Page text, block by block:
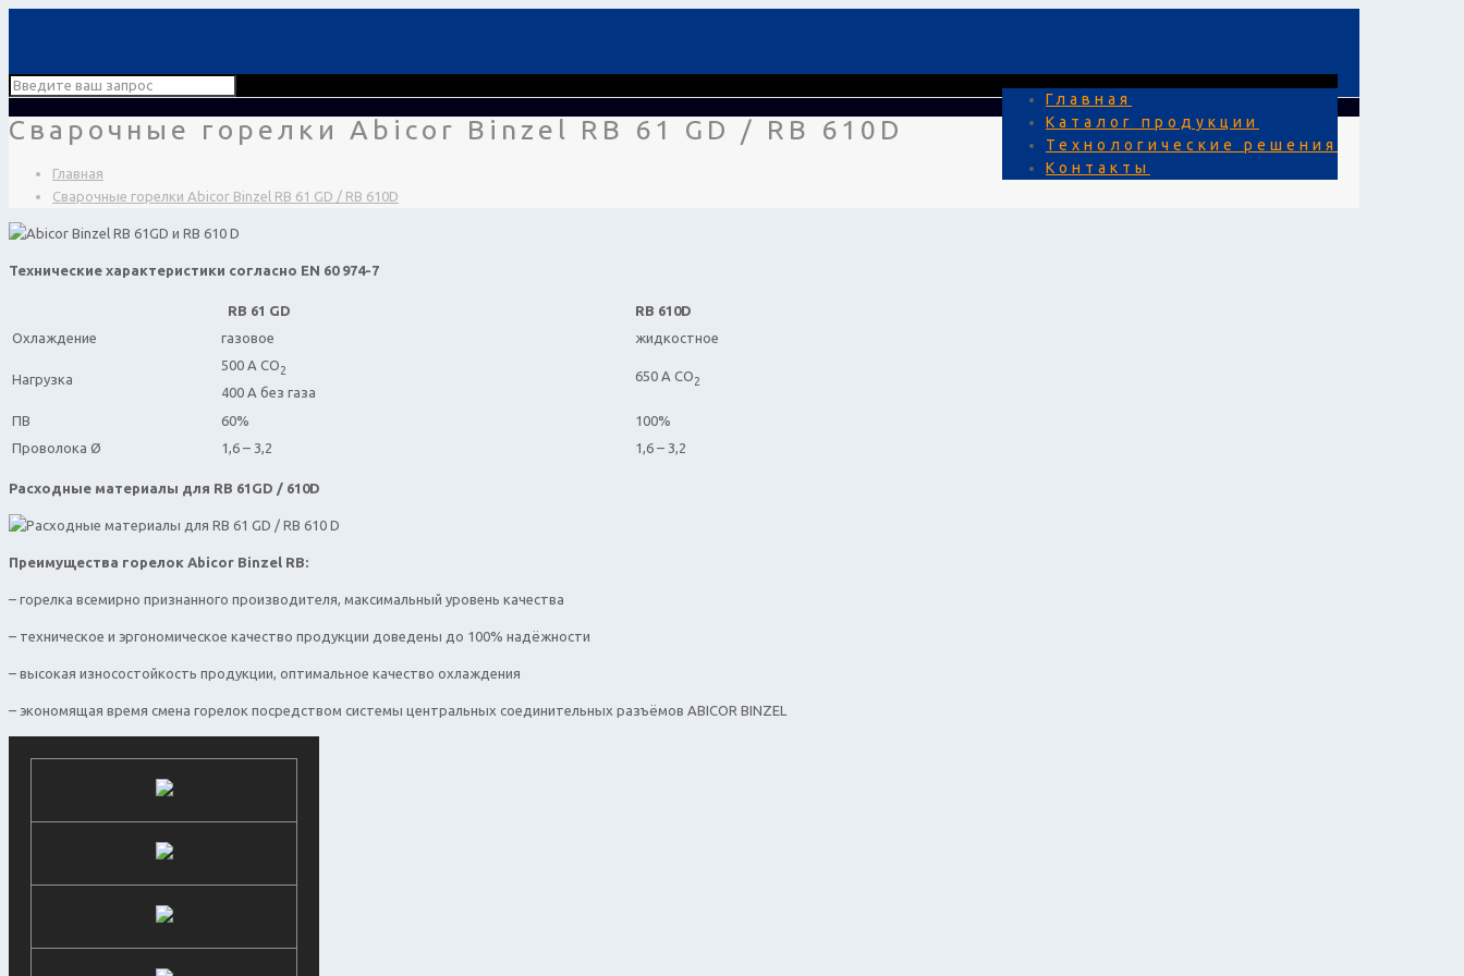
Главная
Каталог продукции
Технологические решения
Контакты
Сварочные горелки Abicor Binzel RB 61 GD / RB 610D
Главная
Сварочные горелки Abicor Binzel RB 61 GD / RB 610D
Технические характеристики согласно EN 60 974-7
RB 61 GD
RB 610D
Охлаждение
газовое жидкостное
Нагрузка
500 A CO2
400 A без газа
650 A CO2
ПВ 60%
100%
Проволока Ø
1,6 – 3,2 1,6 – 3,2
Расходные материалы для RB 61GD / 610D
Преимущества горелок Abicor Binzel RB:
– горелка всемирно признанного производителя, максимальный уровень качества
– техническое и эргономическое качество продукции доведены до 100% надёжности
– высокая износостойкость продукции, оптимальное качество охлаждения
– экономящая время смена горелок посредством системы центральных соединительных разъёмов ABICOR BINZEL